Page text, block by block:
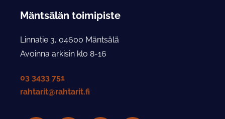
Mäntsälän toimipiste
Linnatie 3, 04600 Mäntsälä
Avoinna arkisin klo 8-16
03 3433 751
rahtarit@rahtarit.fi